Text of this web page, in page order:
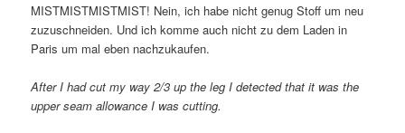
MISTMISTMISTMIST! Nein, ich habe nicht genug Stoff um neu
zuzuschneiden. Und ich komme auch nicht zu dem Laden in
Paris um mal eben nachzukaufen.
After I had cut my way 2/3 up the leg I detected that it was the
upper seam allowance I was cutting.